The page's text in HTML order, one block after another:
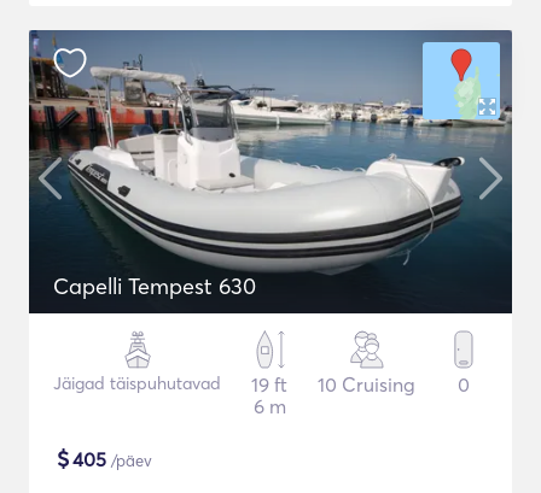
Capelli Tempest 630
Jäigad täispuhutavad
19 ft
6 m
10 Cruising 0
$405 /päev